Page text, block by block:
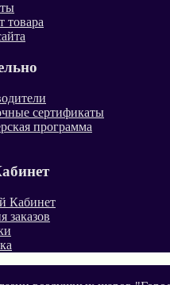
товара
сертификаты
программа
Кабинет
заказов